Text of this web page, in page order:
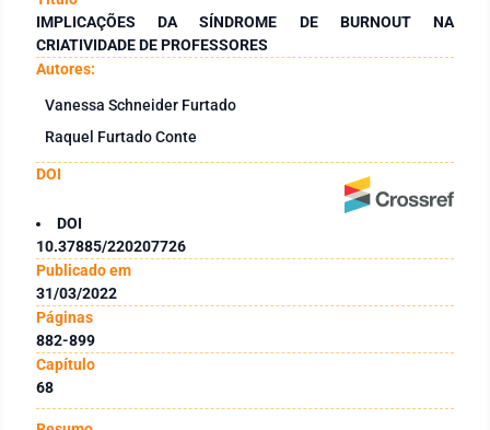
IMPLICAÇÕES DA SÍNDROME DE BURNOUT NA
CRIATIVIDADE DE PROFESSORES
Autores:
Vanessa Schneider Furtado
Raquel Furtado Conte
DOI
DOI
10.37885/220207726
Publicado em
31/03/2022
Páginas
882-899
Capítulo
68